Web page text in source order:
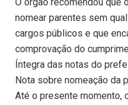
nomear parentes sem
cargos públicos e que
comprovação do
Íntegra das notas do
Nota sobre nomeação da
Até o presente momento,